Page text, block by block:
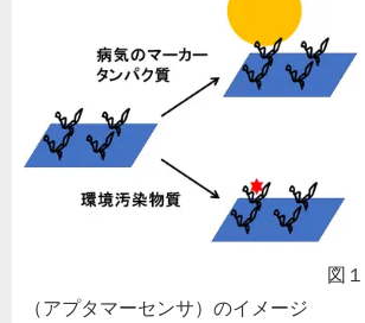
図１ バイオ
（アプタマーセンサ）のイメージ